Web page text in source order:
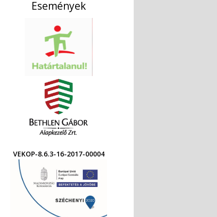
Események
VEKOP-8.6.3-16-2017-00004